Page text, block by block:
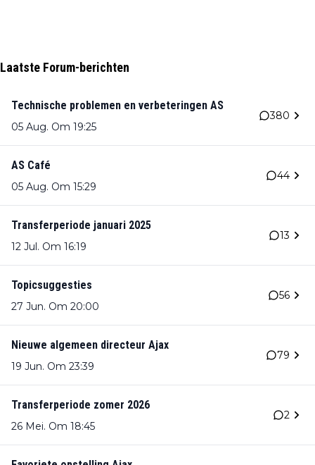
Laatste Forum-berichten
Technische problemen en verbeteringen AS
05 Aug. Om 19:25
380
AS Café
05 Aug. Om 15:29
44
Transferperiode januari 2025
12 Jul. Om 16:19
13
Topicsuggesties
27 Jun. Om 20:00
56
Nieuwe algemeen directeur Ajax
19 Jun. Om 23:39
79
Transferperiode zomer 2026
26 Mei. Om 18:45
2